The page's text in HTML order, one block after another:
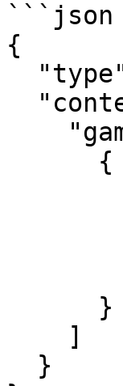
```json
{